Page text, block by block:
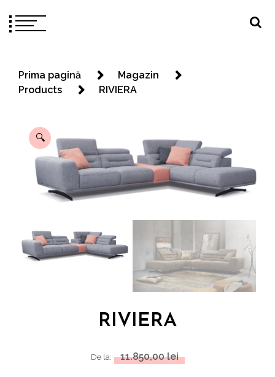
Prima pagină
Magazin
Products
RIVIERA
🔍
RIVIERA
De la: 11.850,00lei